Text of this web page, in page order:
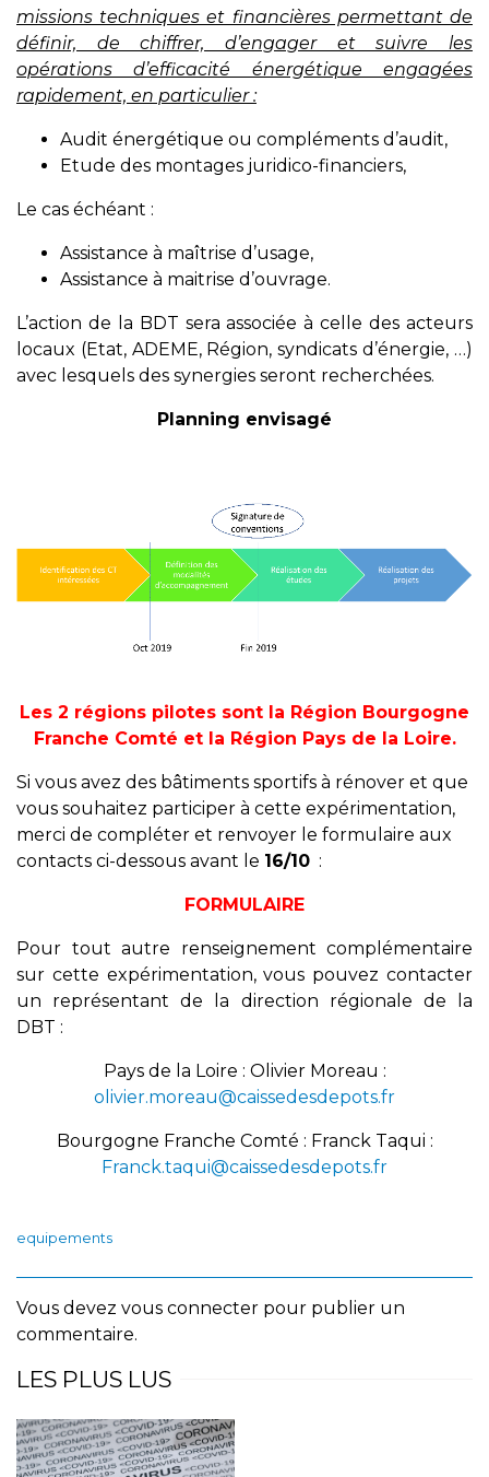
missions techniques et financières permettant de
définir, de chiffrer, d’engager et suivre les
opérations d’efficacité énergétique engagées
rapidement, en particulier :
Audit énergétique ou compléments d’audit,
Etude des montages juridico-financiers,
Le cas échéant :
Assistance à maîtrise d’usage,
Assistance à maitrise d’ouvrage.
L’action de la BDT sera associée à celle des acteurs
locaux (Etat, ADEME, Région, syndicats d’énergie, …)
avec lesquels des synergies seront recherchées.
Planning envisagé
Les 2 régions pilotes sont la Région Bourgogne
Franche Comté et la Région Pays de la Loire.
Si vous avez des bâtiments sportifs à rénover et que
vous souhaitez participer à cette expérimentation,
merci de compléter et renvoyer le formulaire aux
contacts ci-dessous avant le 16/10 :
FORMULAIRE
Pour tout autre renseignement complémentaire
sur cette expérimentation, vous pouvez contacter
un représentant de la direction régionale de la
DBT :
Pays de la Loire : Olivier Moreau :
olivier.moreau@caissedesdepots.fr
Bourgogne Franche Comté : Franck Taqui :
Franck.taqui@caissedesdepots.fr
equipements
Vous devez vous connecter pour publier un
commentaire.
LES PLUS LUS